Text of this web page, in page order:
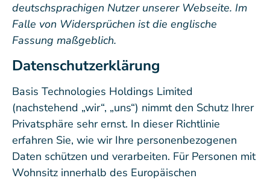
deutschsprachigen Nutzer unserer Webseite. Im
Falle von Widersprüchen ist die englische
Fassung maßgeblich.
Datenschutzerklärung
Basis Technologies Holdings Limited
(nachstehend „wir“, „uns“) nimmt den Schutz Ihrer
Privatsphäre sehr ernst. In dieser Richtlinie
erfahren Sie, wie wir Ihre personenbezogenen
Daten schützen und verarbeiten. Für Personen mit
Wohnsitz innerhalb des Europäischen